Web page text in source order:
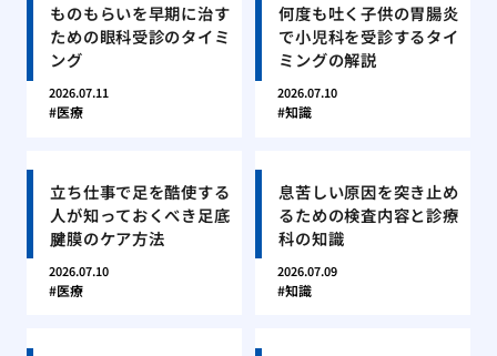
ものもらいを早期に治す
ための眼科受診のタイミ
ング
2026.07.11
医療
何度も吐く子供の胃腸炎
で小児科を受診するタイ
ミングの解説
2026.07.10
知識
立ち仕事で足を酷使する
人が知っておくべき足底
腱膜のケア方法
2026.07.10
医療
息苦しい原因を突き止め
るための検査内容と診療
科の知識
2026.07.09
知識